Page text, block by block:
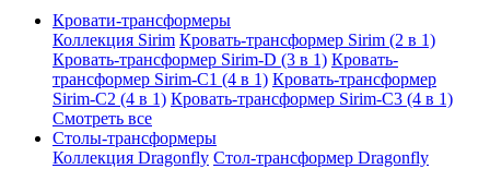
Кровати-трансформеры
Коллекция Sirim Кровать-трансформер Sirim (2 в 1)
Кровать-трансформер Sirim-D (3 в 1) Кровать-
трансформер Sirim-C1 (4 в 1) Кровать-трансформер
Sirim-C2 (4 в 1) Кровать-трансформер Sirim-C3 (4 в 1)
Смотреть все
Cтолы-трансформеры
Коллекция Dragonfly Стол-трансформер Dragonfly